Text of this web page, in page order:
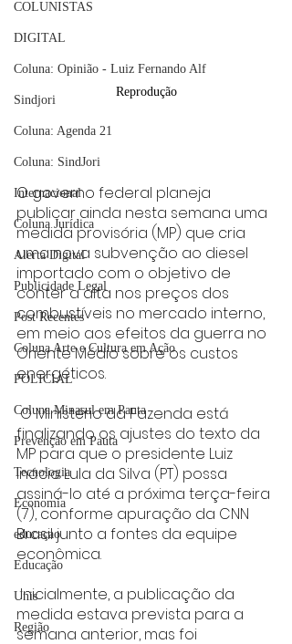
COLUNISTAS
DIGITAL
Coluna: Opinião - Luiz Fernando Alf
Sindjori
Coluna: Agenda 21
Coluna: SindJori
Internacional
Coluna Jurídica
Alerta Digital
Publicidade Legal
Post Recentes
Coluna Arte e Cultura em Ação
POLICIAL
Coluna Minasul em Pauta
Prevenção em Pauta
Tecnologia
Economia
educaçao
Educação
Unis
Região
Reprodução
O governo federal planeja
publicar ainda nesta semana uma
medida provisória (MP) que cria
uma nova subvenção ao diesel
importado com o objetivo de
conter a alta nos preços dos
combustíveis no mercado interno,
em meio aos efeitos da guerra no
Oriente Médio sobre os custos
energéticos.
O Ministério da Fazenda está
finalizando os ajustes do texto da
MP para que o presidente Luiz
Inácio Lula da Silva (PT) possa
assiná-lo até a próxima terça-feira
(7), conforme apuração da CNN
Brasil junto a fontes da equipe
econômica.
Inicialmente, a publicação da
medida estava prevista para a
semana anterior, mas foi